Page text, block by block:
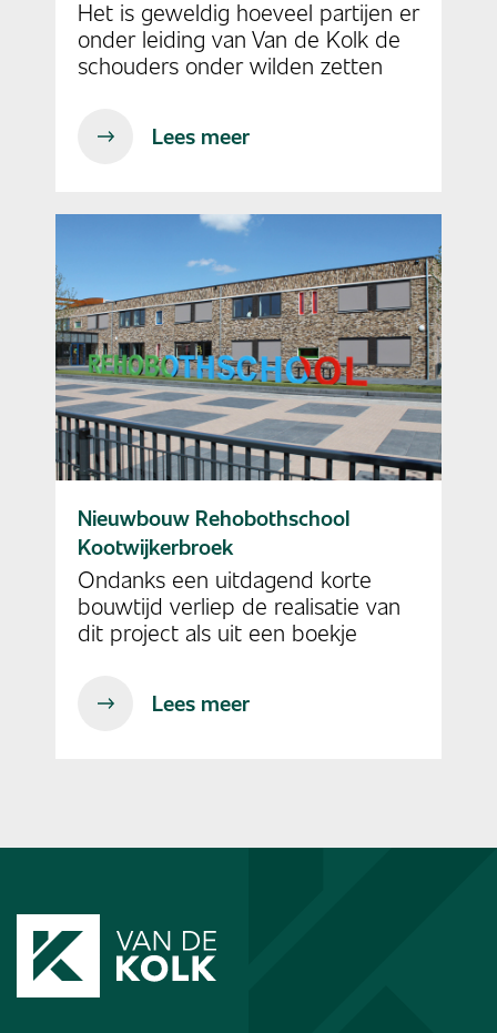
Het is geweldig hoeveel partijen er
onder leiding van Van de Kolk de
schouders onder wilden zetten
Lees meer
Nieuwbouw Rehobothschool
Kootwijkerbroek
Ondanks een uitdagend korte
bouwtijd verliep de realisatie van
dit project als uit een boekje
Lees meer